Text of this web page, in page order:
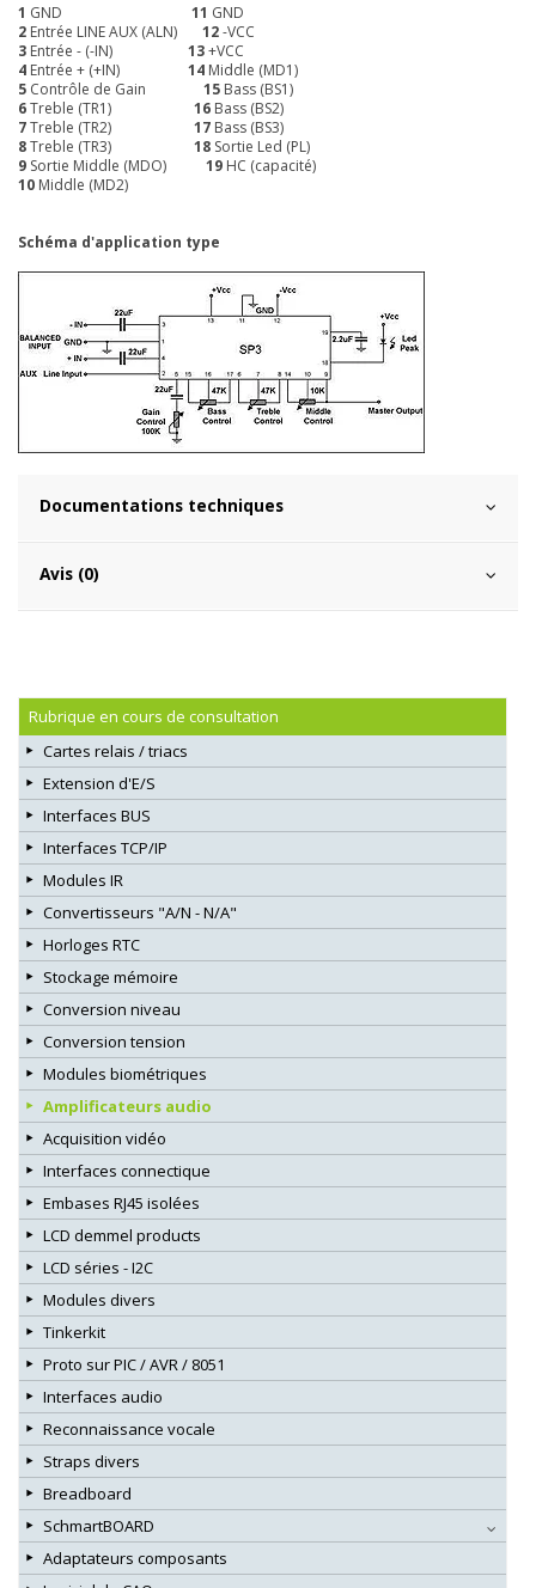
1 GND 11 GND
2 Entrée LINE AUX (ALN) 12-VCC
3 Entrée - (-IN) 13+VCC
4 Entrée + (+IN) 14 Middle (MD1)
5 Contrôle de Gain 15 Bass (BS1)
6Treble (TR1) 16 Bass (BS2)
7Treble (TR2) 17 Bass (BS3)
8Treble (TR3) 18 Sortie Led (PL)
9 Sortie Middle (MDO) 19 HC (capacité)
10 Middle (MD2)
Schéma d'application type
Documentations techniques
Avis (0)
Rubrique en cours de consultation
Cartes relais / triacs
Extension d'E/S
Interfaces BUS
Interfaces TCP/IP
Modules IR
Convertisseurs "A/N - N/A"
Horloges RTC
Stockage mémoire
Conversion niveau
Conversion tension
Modules biométriques
Amplificateurs audio
Acquisition vidéo
Interfaces connectique
Embases RJ45 isolées
LCD demmel products
LCD séries - I2C
Modules divers
Tinkerkit
Proto sur PIC / AVR / 8051
Interfaces audio
Reconnaissance vocale
Straps divers
Breadboard
SchmartBOARD
Adaptateurs composants